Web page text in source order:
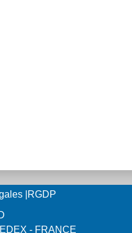
RGDP
- FRANCE